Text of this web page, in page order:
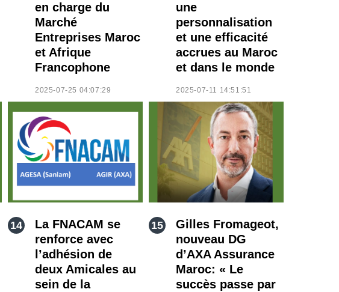
en charge du
Marché
Entreprises Maroc
et Afrique
Francophone
2025-07-25 04:07:29
une
personnalisation
et une efficacité
accrues au Maroc
et dans le monde
2025-07-11 14:51:51
La FNACAM se
renforce avec
l’adhésion de
deux Amicales au
sein de la
Gilles Fromageot,
nouveau DG
d’AXA Assurance
Maroc: « Le
succès passe par